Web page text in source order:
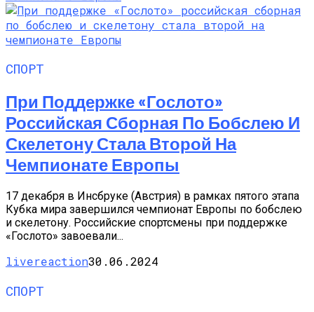
СПОРТ
При Поддержке «Гослото»
Российская Сборная По Бобслею И
Скелетону Стала Второй На
Чемпионате Европы
17 декабря в Инсбруке (Австрия) в рамках пятого этапа
Кубка мира завершился чемпионат Европы по бобслею
и скелетону. Российские спортсмены при поддержке
«Гослото» завоевали...
livereaction30.06.2024
СПОРТ